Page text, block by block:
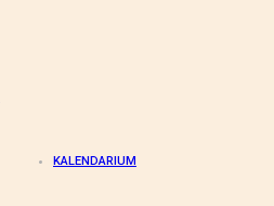
KALENDARIUM